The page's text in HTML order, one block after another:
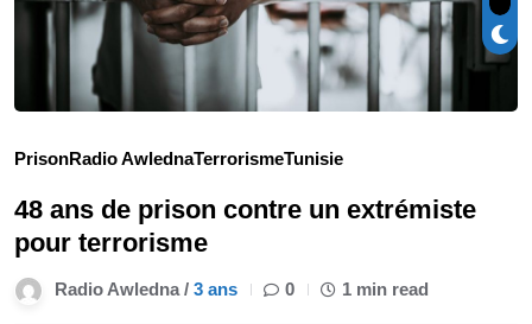
PrisonRadio AwlednaTerrorismeTunisie
48 ans de prison contre un extrémiste
pour terrorisme
Radio Awledna / 3 ans 0 1 min read